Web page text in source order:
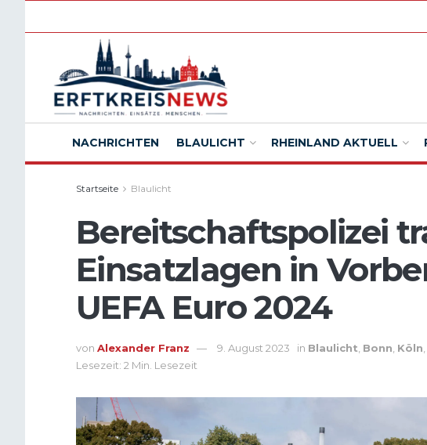
NACHRICHTEN BLAULICHT RHEINLAND AKTUELL
Startseite Blaulicht
Bereitschaftspolizei
Einsatzlagen in
UEFA Euro 2024
von Alexander Franz 9. August 2023 in Blaulicht Bonn Köln
Lesezeit: 2 Min. Lesezeit